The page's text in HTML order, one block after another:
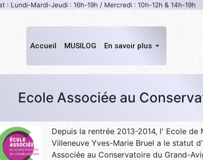
: Lundi-Mardi-Jeudi : 16h-19h / Mercredi : 10h-12h & 14h-19h
Accueil MUSILOG En savoir plus
Ecole Associée au
Depuis la rentrée 2013-2014, l' Ecole de
Villeneuve Yves-Marie Bruel a le statut
Associée au Conservatoire du Grand-